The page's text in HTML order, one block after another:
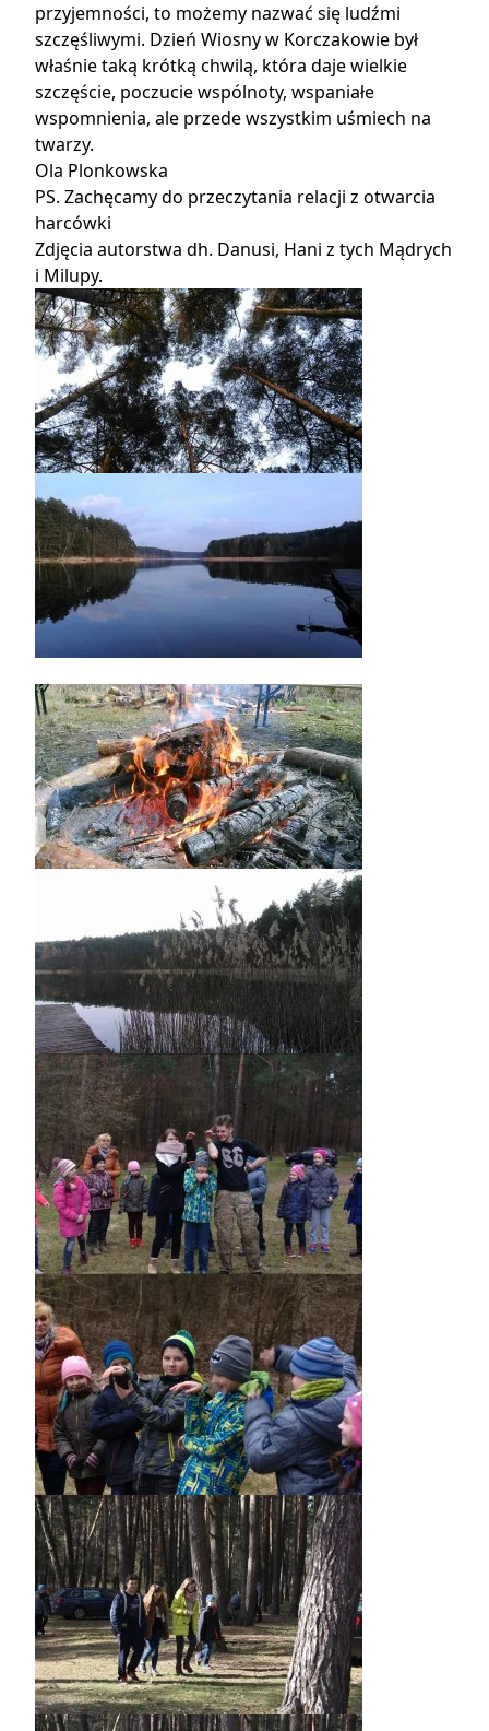
przyjemności, to możemy nazwać się ludźmi
szczęśliwymi. Dzień Wiosny w Korczakowie był
właśnie taką krótką chwilą, która daje wielkie
szczęście, poczucie wspólnoty, wspaniałe
wspomnienia, ale przede wszystkim uśmiech na
twarzy.
Ola Plonkowska
PS. Zachęcamy do przeczytania relacji z otwarcia
harcówki
Zdjęcia autorstwa dh. Danusi, Hani z tych Mądrych
i Milupy.